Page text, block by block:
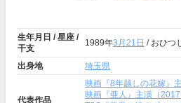
生年月日 / 星座 /
干支
1989年3月21日 / おひつ
出身地 埼玉県
代表作品
映画『8年越しの花嫁』
映画『亜人』主演（2017